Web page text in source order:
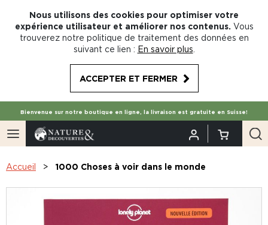
Nous utilisons des cookies pour optimiser votre
expérience utilisateur et améliorer nos contenus. Vous
trouverez notre politique de traitement des données en
suivant ce lien : En savoir plus
ACCEPTER ET FERMER
Bienvenue sur notre boutique en ligne, la livraison est gratuite en Suisse!
Accueil 1000 Choses à voir dans le monde